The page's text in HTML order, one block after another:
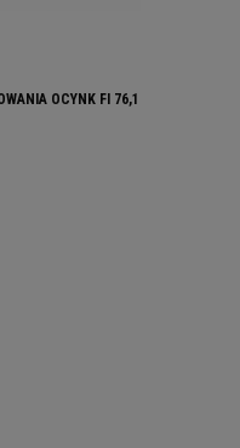
OCYNK FI 76,1